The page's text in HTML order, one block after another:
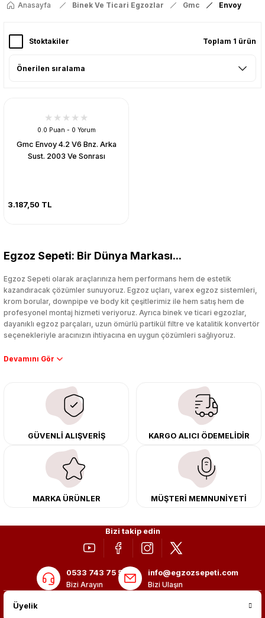
Anasayfa Binek Ve Ticari Egzozlar Gmc Envoy
Stoktakiler Toplam 1 ürün
0.0 Puan - 0 Yorum
Gmc Envoy 4.2 V6 Bnz. Arka
Sust. 2003 Ve Sonrası
3.187,50 TL
Egzoz Sepeti: Bir Dünya Markası...
Egzoz Sepeti olarak araçlarınıza hem performans hem de estetik
kazandıracak çözümler sunuyoruz. Egzoz uçları, varex egzoz sistemleri,
krom borular, downpipe ve body kit çeşitlerimiz ile hem satış hem de
profesyonel montaj hizmeti veriyoruz. Ayrıca binek ve ticari egzozlar,
dayanıklı egzoz parçaları, uzun ömürlü partikül filtre ve katalitik konvertör
seçenekleriyle aracınızın ihtiyacına en uygun çözümleri sağlıyoruz.
Performans artışı isteyen sürücüler için özel performans egzozları ve
çıkma orijinal ürünler ile yenileyebilir, body kit uygulamalarıyla aracınızın
tasarımını ve aerodinamisini üst seviyeye taşıyabilirsiniz.
Tüm ürünlerimiz orijinal, dayanıklı ve uzun ömürlüdür. İstanbul’daki montaj
merkezimizde profesyonel montaj yapıyor, Türkiye’nin her yerine güvenli
kargo ile teslimat gerçekleştiriyoruz. Aracınıza değer katmak için doğru
adres: Egzoz Sepeti.
GÜVENLİ ALIŞVERİŞ KARGO ALICI ÖDEMELİDİR
MARKA ÜRÜNLER MÜŞTERİ MEMNUNİYETİ
Bizi takip edin
0533 743 75 56
Bizi Arayın
info@egzozsepeti.com
Bizi Ulaşın
Üyelik